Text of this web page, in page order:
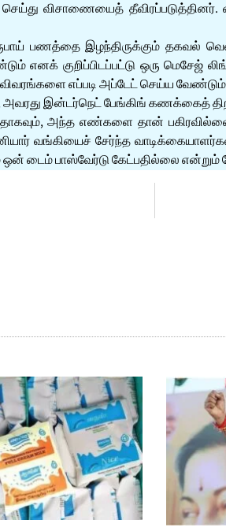
செய்து விசாணையைத்
பணத்தை இழந்திருக்கும் தகவல்
எனக் குறிப்பிடப்பட்டு ஒரு
விவரங்களை எப்படி அப்டேட் செய்ய
இன்டர்நெட் பேங்கிங் கணக்கைத்
அந்த எண்களை தான்
வங்கியைச் சேர்ந்த
டைம் பாஸ்வேர்டு கேட்பதில்லை என்றும்